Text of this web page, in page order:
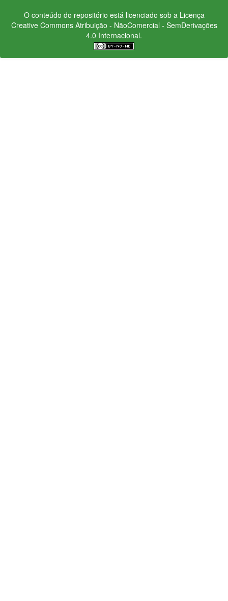
O conteúdo do repositório está licenciado sob a Licença
Creative CommonsAtribuição - NãoComercial - SemDerivações
4.0 Internacional.